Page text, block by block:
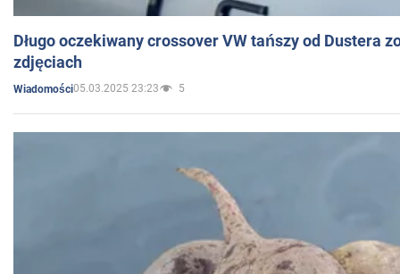
Długo oczekiwany crossover VW tańszy od Dustera
zdjęciach
Wiadomości05.03.2025 23:23 5